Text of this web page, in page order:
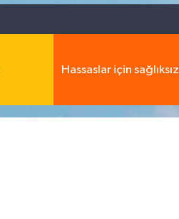
Hassaslar için sağlıksız